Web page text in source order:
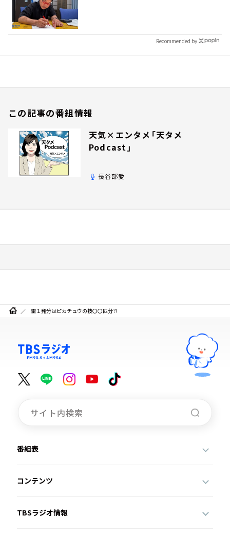
Recommended by
この記事の番組情報
天気×エンタメ「天タメ
Podcast」
長谷部愛
雷１発分はピカチュウの技〇〇匹分?!
番組表
コンテンツ
TBSラジオ情報